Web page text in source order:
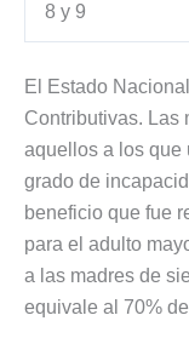
8 y 9
El Estado
Contributivas. Las
aquellos a los que
grado de
beneficio que fue
para el adulto
a las madres de
equivale al 70%